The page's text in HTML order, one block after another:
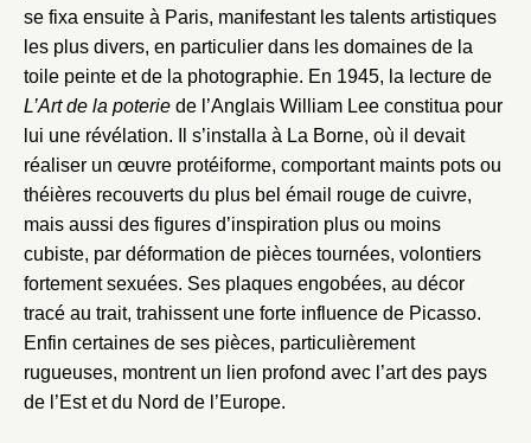
se fixa ensuite à Paris, manifestant les talents artistiques
les plus divers, en particulier dans les domaines de la
toile peinte et de la photographie. En 1945, la lecture de
L’Art de la poterie de l’Anglais William Lee constitua pour
lui une révélation. Il s’installa à La Borne, où il devait
réaliser un œuvre protéiforme, comportant maints pots ou
théières recouverts du plus bel émail rouge de cuivre,
mais aussi des figures d’inspiration plus ou moins
cubiste, par déformation de pièces tournées, volontiers
fortement sexuées. Ses plaques engobées, au décor
tracé au trait, trahissent une forte influence de Picasso.
Enfin certaines de ses pièces, particulièrement
rugueuses, montrent un lien profond avec l’art des pays
de l’Est et du Nord de l’Europe.